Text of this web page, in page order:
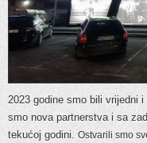
2023 godine smo bili vrijedni
smo nova partnerstva i sa
tekućoj godini. Ostvarili smo